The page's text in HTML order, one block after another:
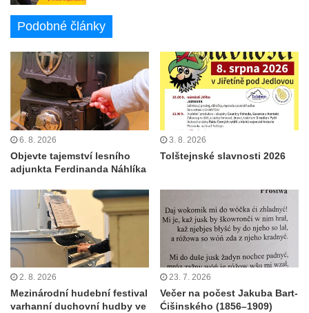
Podobné články
6. 8. 2026
Objevte tajemství lesního
adjunkta Ferdinanda Náhlíka
3. 8. 2026
Tolštejnské slavnosti 2026
2. 8. 2026
Mezinárodní hudební festival
varhanní duchovní hudby ve
23. 7. 2026
Večer na počest Jakuba Bart-
Ćišinského (1856–1909)